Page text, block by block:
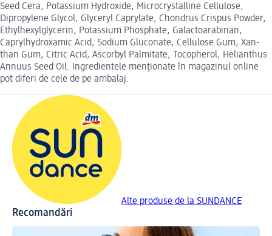
Seed Cera, Potassium Hydroxide, Microcrystalline Cellulose,
Dipropylene Glycol, Glyceryl Caprylate, Chondrus Crispus Powder,
Ethylhexylglycerin, Potassium Phosphate, Galactoarabinan,
Caprylhydroxamic Acid, Sodium Gluconate, Cellulose Gum, Xan-
than Gum, Citric Acid, Ascorbyl Palmitate, Tocopherol, Helianthus
Annuus Seed Oil. Ingredientele menționate în magazinul online
pot diferi de cele de pe ambalaj.
Alte produse de la SUNDANCE
Recomandări